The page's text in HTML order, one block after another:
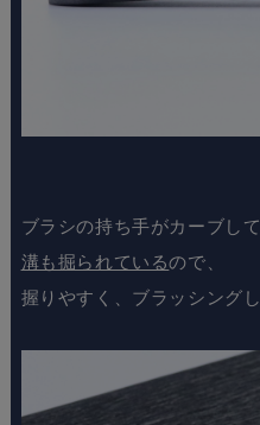
ブラシの持ち手がカーブし
溝も掘られているので、
握りやすく、ブラッシング